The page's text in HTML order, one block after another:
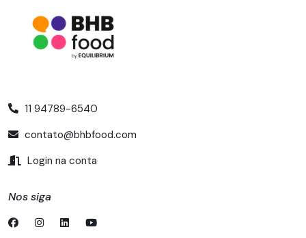
11 94789-6540
contato@bhbfood.com
Login na conta
Nos siga